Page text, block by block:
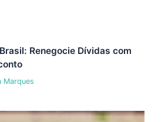
Renegocie Dívidas com
Marques